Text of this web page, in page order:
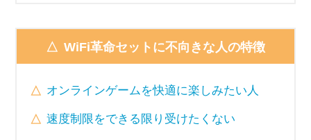
WiFi革命セットに不向きな人の特徴
オンラインゲームを快適に楽しみたい人
速度制限をできる限り受けたくない